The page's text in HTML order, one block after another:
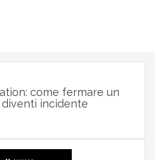
come fermare un
incidente